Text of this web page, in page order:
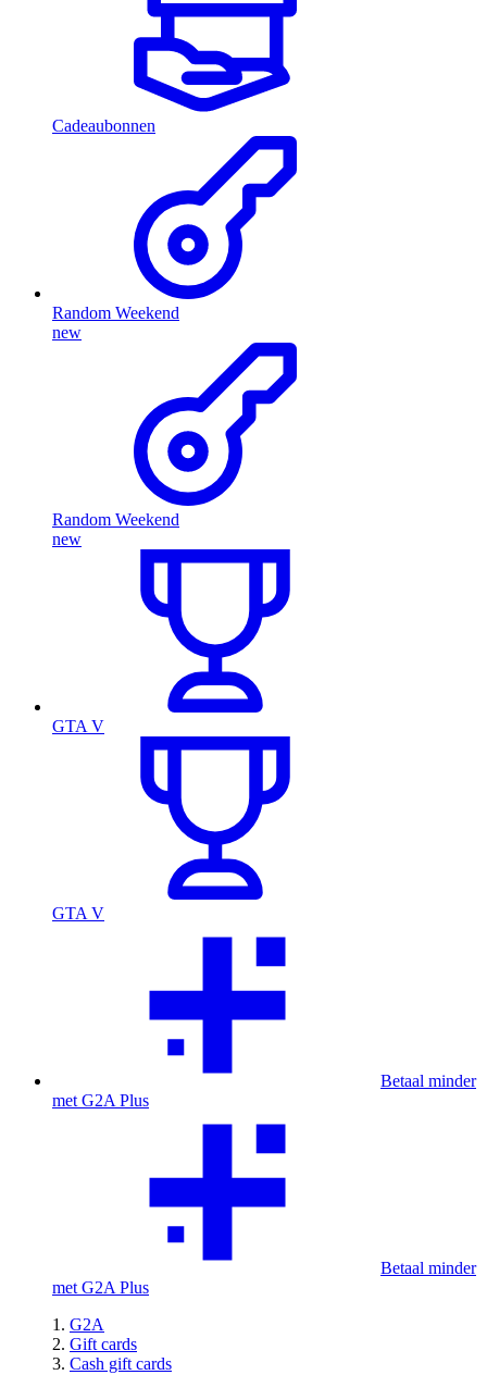
Cadeaubonnen
Random Weekend
new
Random Weekend
new
GTA V
GTA V
Betaal minder
met G2A Plus
Betaal minder
met G2A Plus
G2A
Gift cards
Cash gift cards